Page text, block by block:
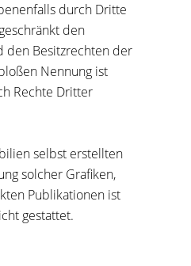
durch Dritte
den
den Besitzrechten der
Nennung ist
Rechte Dritter
selbst erstellten
solcher Grafiken,
Publikationen ist
gestattet.